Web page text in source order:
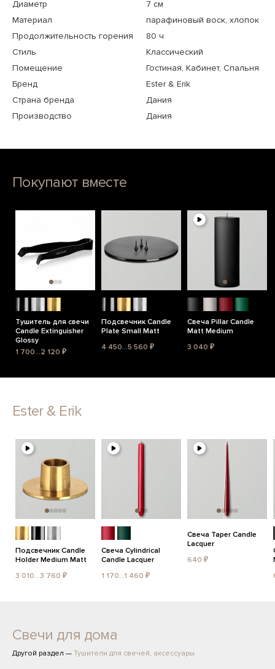
Диаметр
7 см
Материал
парафиновый воск, хлопок
Продолжительность горения
80 ч
Стиль
Классический
Помещение
Гостиная, Кабинет, Спальня
Бренд
Ester & Erik
Страна бренда
Дания
Производство
Дания
Покупают вместе
Тушитель для свечи
Candle Extinguisher
Glossy
1 700...2 120 ₽
Подсвечник Candle
Plate Small Matt
4 450...5 560 ₽
Свеча Pillar Candle
Matt Medium
3 040 ₽
Ester & Erik
Подсвечник Candle
Holder Medium Matt
3 010...3 760 ₽
Свеча Cylindrical
Candle Lacquer
1 170...1 460 ₽
Свеча Taper Candle
Lacquer
640 ₽
Свечи для дома
Другой раздел — Тушители для свечей, аксессуары